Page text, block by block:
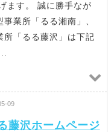
ます。 誠に勝手なが
業所「るる湘南」、
所「るる藤沢」は下記
09
藤沢ホームページ